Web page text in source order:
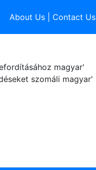
About Us Contact Us
magyar'
szomáli magyar'